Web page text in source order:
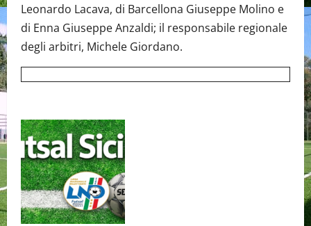
Leonardo Lacava, di Barcellona Giuseppe Molino e
di Enna Giuseppe Anzaldi; il responsabile regionale
degli arbitri, Michele Giordano.